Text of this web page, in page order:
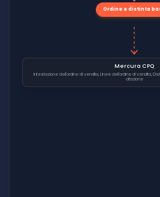
Ordine e distinta
Mercura CPQ
Intestazione dell'ordine di vendita, Linee dell'ordine di vendita,
citazione